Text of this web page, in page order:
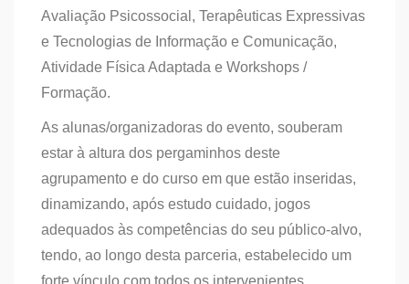
Avaliação Psicossocial, Terapêuticas Expressivas
e Tecnologias de Informação e Comunicação,
Atividade Física Adaptada e Workshops /
Formação.
As alunas/organizadoras do evento, souberam
estar à altura dos pergaminhos deste
agrupamento e do curso em que estão inseridas,
dinamizando, após estudo cuidado, jogos
adequados às competências do seu público-alvo,
tendo, ao longo desta parceria, estabelecido um
forte vínculo com todos os intervenientes,